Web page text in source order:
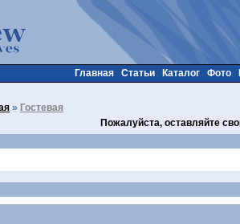
Главная Статьи Каталог Фото
» Гостевая
Пожалуйста, оставляйте